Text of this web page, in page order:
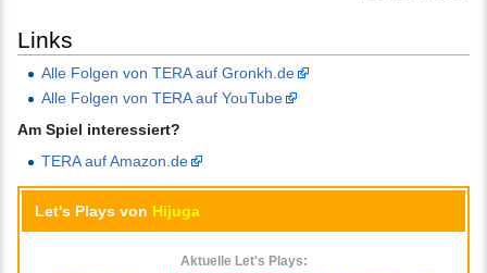
Links
Alle Folgen von TERA auf Gronkh.de
Alle Folgen von TERA auf YouTube
Am Spiel interessiert?
TERA auf Amazon.de
Let's Plays von Hijuga
Aktuelle Let's Plays: